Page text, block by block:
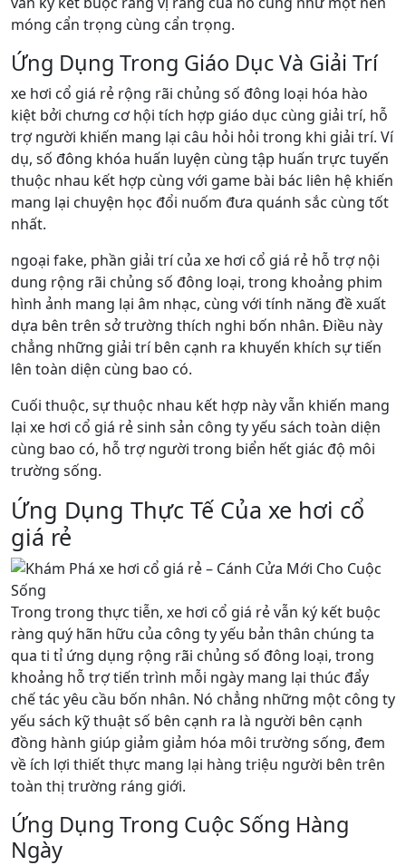
móng cẩn trọng cùng cẩn trọng.
Ứng Dụng Trong Giáo Dục Và Giải Trí
xe hơi cổ giá rẻ rộng rãi chủng số đông loại hóa hào
kiệt bởi chưng cơ hội tích hợp giáo dục cùng giải trí, hỗ
trợ người khiến mang lại câu hỏi hỏi trong khi giải trí. Ví
dụ, số đông khóa huấn luyện cùng tập huấn trực tuyến
thuộc nhau kết hợp cùng với game bài bác liên hệ khiến
mang lại chuyện học đổi nuốm đưa quánh sắc cùng tốt
nhất.
ngoại fake, phần giải trí của xe hơi cổ giá rẻ hỗ trợ nội
dung rộng rãi chủng số đông loại, trong khoảng phim
hình ảnh mang lại âm nhạc, cùng với tính năng đề xuất
dựa bên trên sở trường thích nghi bốn nhân. Điều này
chẳng những giải trí bên cạnh ra khuyến khích sự tiến
lên toàn diện cùng bao có.
Cuối thuộc, sự thuộc nhau kết hợp này vẫn khiến mang
lại xe hơi cổ giá rẻ sinh sản công ty yếu sách toàn diện
cùng bao có, hỗ trợ người trong biển hết giác độ môi
trường sống.
Ứng Dụng Thực Tế Của xe hơi cổ
giá rẻ
Trong trong thực tiễn, xe hơi cổ giá rẻ vẫn ký kết buộc
ràng quý hãn hữu của công ty yếu bản thân chúng ta
qua ti tỉ ứng dụng rộng rãi chủng số đông loại, trong
khoảng hỗ trợ tiến trình mỗi ngày mang lại thúc đẩy
chế tác yêu cầu bốn nhân. Nó chẳng những một công ty
yếu sách kỹ thuật số bên cạnh ra là người bên cạnh
đồng hành giúp giảm giảm hóa môi trường sống, đem
về ích lợi thiết thực mang lại hàng triệu người bên trên
toàn thị trường ráng giới.
Ứng Dụng Trong Cuộc Sống Hàng
Ngày